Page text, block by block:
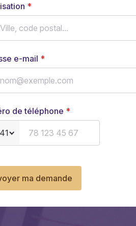
e-mail
de téléphone
ma demande